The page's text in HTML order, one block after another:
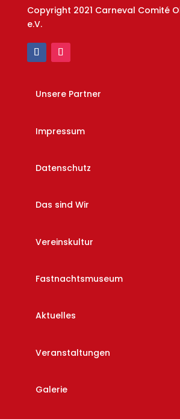
Copyright 2021 Carneval Comité
e.V.
Unsere Partner
Impressum
Datenschutz
Das sind Wir
Vereinskultur
Fastnachtsmuseum
Aktuelles
Veranstaltungen
Galerie